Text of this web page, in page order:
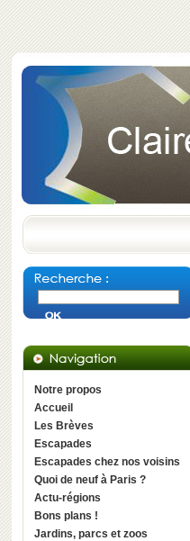
Notre propos
Accueil
Les Brèves
Escapades
Escapades chez nos voisins
Quoi de neuf à Paris ?
Actu-régions
Bons plans !
Jardins, parcs et zoos